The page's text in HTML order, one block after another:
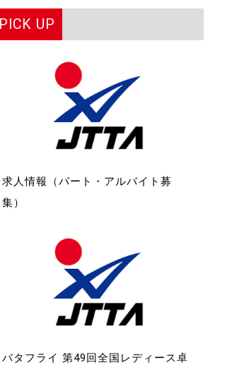
PICK UP
求人情報（パート・アルバイト募
集）
バタフライ 第49回全国レディース卓